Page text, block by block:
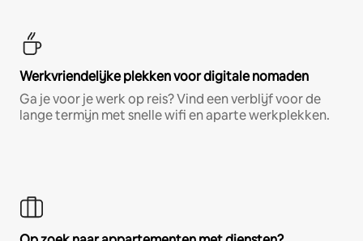
Werkvriendelijke plekken voor digitale nomaden
Ga je voor je werk op reis? Vind een verblijf voor de
lange termijn met snelle wifi en aparte werkplekken.